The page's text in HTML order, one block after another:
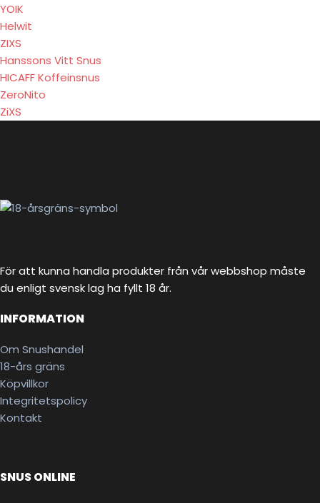
YOIK
Helwit
ZIXS
Hanssons Vitt Snus
HICAFF Koffeinsnus
ZeroNito
ZiXS
För att kunna handla produkter från vår webbshop måste
du enligt svensk lag ha fyllt 18 år.
INFORMATION
Om Snushandel
18-års gräns
Köpvillkor
Integritetspolicy
Kontakt
SNUS ONLINE